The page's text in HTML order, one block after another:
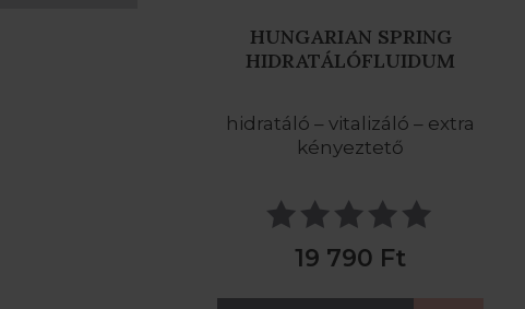
HUNGARIAN SPRING
HIDRATÁLÓFLUIDUM
hidratáló – vitalizáló – extra
kényeztető
19 790 Ft